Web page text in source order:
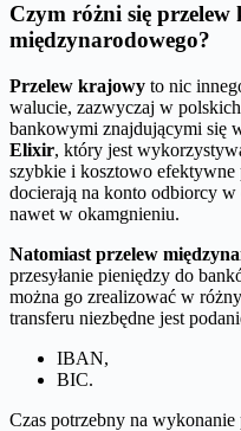
Czym różni się
międzynarodowego?
Przelew krajowy to nic
walucie, zazwyczaj w
bankowymi znajdującymi się
Elixir, który jest
szybkie i kosztowo
docierają na konto odbiorcy
nawet w okamgnieniu.
Natomiast przelew
przesyłanie pieniędzy do
można go zrealizować w
transferu niezbędne jest
IBAN,
BIC.
Czas potrzebny na